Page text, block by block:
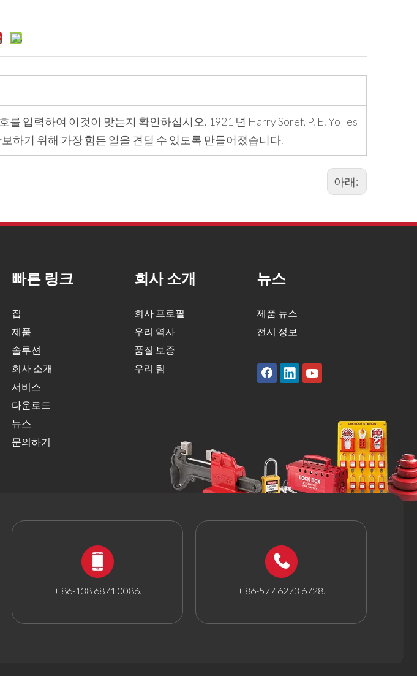
를 입력하여 이것이 맞는지 확인하십시오. 1921 년 Harry Soref, P. E. Yolles
하기 위해 가장 힘든 일을 견딜 수 있도록 만들어졌습니다.
아래:
빠른 링크
집
제품
솔루션
회사 소개
서비스
다운로드
뉴스
문의하기
회사 소개
회사 프로필
우리 역사
품질 보증
우리 팀
뉴스
제품 뉴스
전시 정보
+ 86-138 6871 0086. + 86-577 6273 6728.